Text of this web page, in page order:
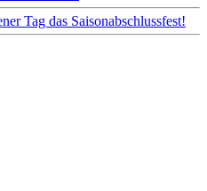
Tag das Saisonabschlussfest!